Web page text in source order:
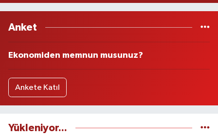
Anket
Ekonomiden memnun musunuz?
Ankete Katıl
Yükleniyor...